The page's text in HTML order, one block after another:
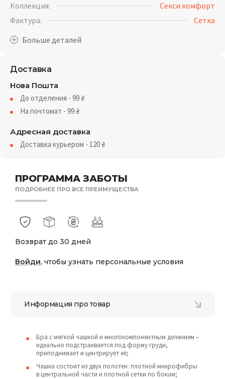
ПРОГРАММА ЗАБОТЫ
ПОДРОБНЕЕ ПРО ВСЕ ПРЕИМУЩЕСТВА
Возврат до 30 дней
Войди, чтобы узнать персональные условия
Коллекция:
Секси комфорт
Фактура:
Cетка
Доставка
Нова Пошта
До отделения - 99₴
На почтомат - 99₴
Адресная доставка
Доставка курьером - 120₴
Информация про товар
Бра с мягкой чашкой и многокомпонентным делением –
идеально подстраивается под форму груди,
приподнимает и центрирует её;
Чашка состоит из двух полотен: плотной микрофибры
в центральной части и плотной сетки по бокам;